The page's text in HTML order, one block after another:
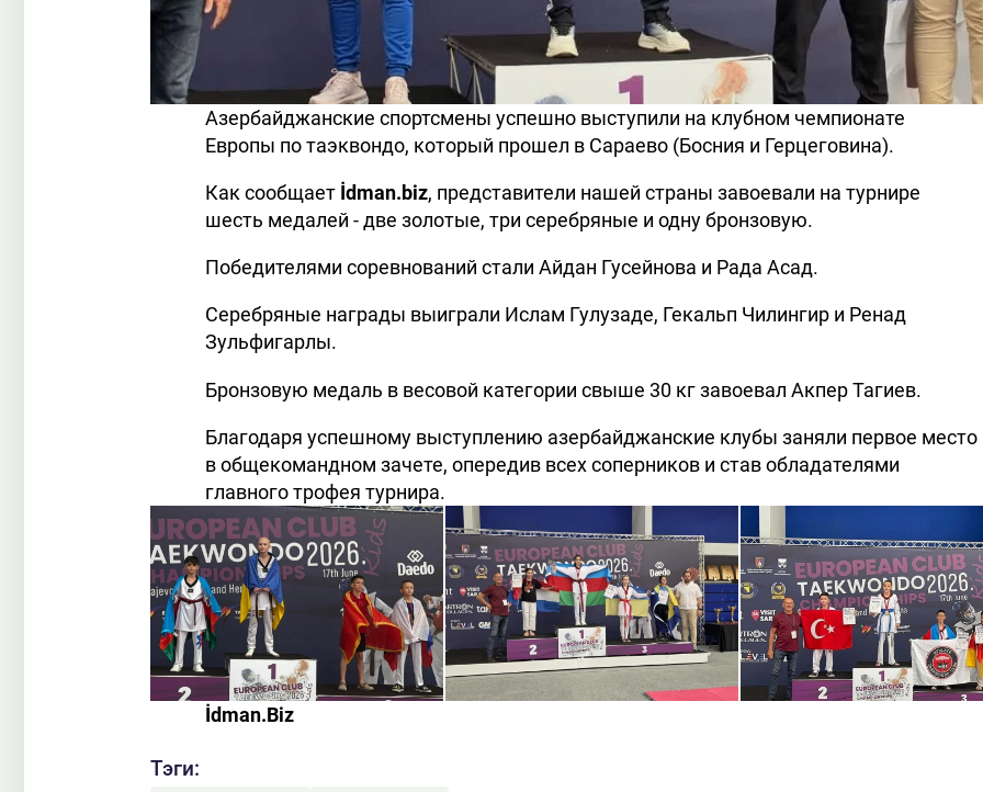
Азербайджанские спортсмены успешно выступили на клубном чемпионате
Европы по таэквондо, который прошел в Сараево (Босния и Герцеговина).
Как сообщает İdman.biz, представители нашей страны завоевали на турнире
шесть медалей - две золотые, три серебряные и одну бронзовую.
Победителями соревнований стали Айдан Гусейнова и Рада Асад.
Серебряные награды выиграли Ислам Гулузаде, Гекальп Чилингир и Ренад
Зульфигарлы.
Бронзовую медаль в весовой категории свыше 30 кг завоевал Акпер Тагиев.
Благодаря успешному выступлению азербайджанские клубы заняли первое место
в общекомандном зачете, опередив всех соперников и став обладателями
главного трофея турнира.
İdman.Biz
Тэги: